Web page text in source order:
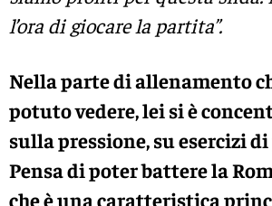
l’ora di giocare la partita”.
Nella parte di allenamento
potuto vedere, lei si è
sulla pressione, su esercizi
Pensa di poter battere la
che è una caratteristica